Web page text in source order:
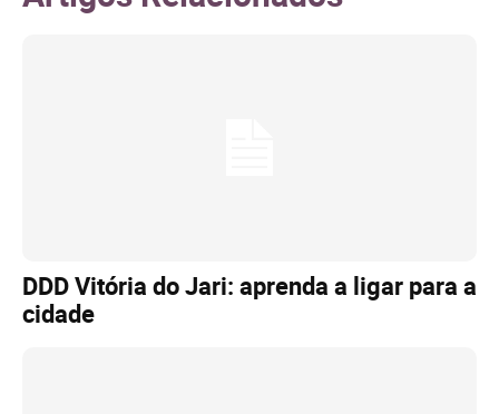
DDD Vitória do Jari: aprenda a ligar para a
cidade